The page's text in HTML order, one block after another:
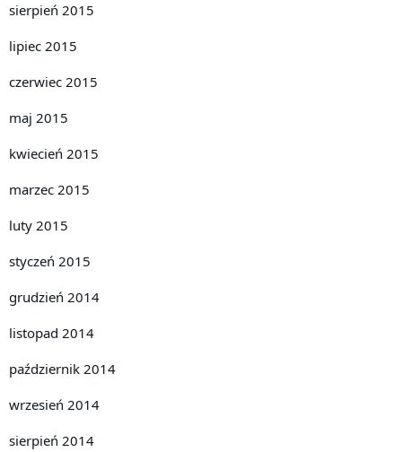
sierpień 2015
lipiec 2015
czerwiec 2015
maj 2015
kwiecień 2015
marzec 2015
luty 2015
styczeń 2015
grudzień 2014
listopad 2014
październik 2014
wrzesień 2014
sierpień 2014